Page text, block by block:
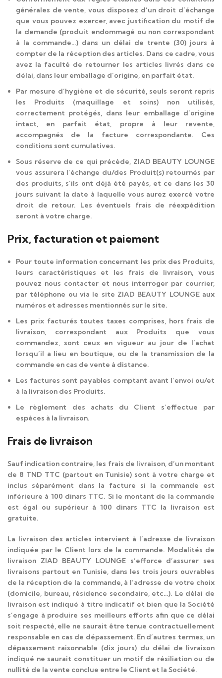
générales de vente, vous disposez d’un droit d’échange
que vous pouvez exercer, avec justification du motif de
la demande (produit endommagé ou non correspondant
à la commande…) dans un délai de trente (30) jours à
compter de la réception des articles. Dans ce cadre, vous
avez la faculté de retourner les articles livrés dans ce
délai, dans leur emballage d’origine, en parfait état.
Par mesure d’hygiène et de sécurité, seuls seront repris
les Produits (maquillage et soins) non utilisés,
correctement protégés, dans leur emballage d’origine
intact, en parfait état, propre à leur revente,
accompagnés de la facture correspondante. Ces
conditions sont cumulatives.
Sous réserve de ce qui précède, ZIAD BEAUTY LOUNGE
vous assurera l’échange du/des Produit(s) retournés par
des produits, s’ils ont déjà été payés, et ce dans les 30
jours suivant la date à laquelle vous aurez exercé votre
droit de retour. Les éventuels frais de réexpédition
seront à votre charge.
Prix, facturation et paiement
Pour toute information concernant les prix des Produits,
leurs caractéristiques et les frais de livraison, vous
pouvez nous contacter et nous interroger par courrier,
par téléphone ou via le site ZIAD BEAUTY LOUNGE aux
numéros et adresses mentionnés sur le site.
Les prix facturés toutes taxes comprises, hors frais de
livraison, correspondant aux Produits que vous
commandez, sont ceux en vigueur au jour de l’achat
lorsqu’il a lieu en boutique, ou de la transmission de la
commande en cas de vente à distance.
Les factures sont payables comptant avant l’envoi ou/et
à la livraison des Produits.
Le règlement des achats du Client s’effectue par
espèces à la livraison.
Frais de livraison
Sauf indication contraire, les frais de livraison, d’un montant
de 8 TND TTC (partout en Tunisie) sont à votre charge et
inclus séparément dans la facture si la commande est
inférieure à 100 dinars TTC. Si le montant de la commande
est égal ou supérieur à 100 dinars TTC la livraison est
gratuite.
La livraison des articles intervient à l’adresse de livraison
indiquée par le Client lors de la commande. Modalités de
livraison ZIAD BEAUTY LOUNGE s’efforce d’assurer ses
livraisons partout en Tunisie, dans les trois jours ouvrables
de la réception de la commande, à l’adresse de votre choix
(domicile, bureau, résidence secondaire, etc…). Le délai de
livraison est indiqué à titre indicatif et bien que la Société
s’engage à produire ses meilleurs efforts afin que ce délai
soit respecté, elle ne saurait être tenue contractuellement
responsable en cas de dépassement. En d’autres termes, un
dépassement raisonnable (dix jours) du délai de livraison
indiqué ne saurait constituer un motif de résiliation ou de
nullité de la vente conclue entre le Client et la Société.